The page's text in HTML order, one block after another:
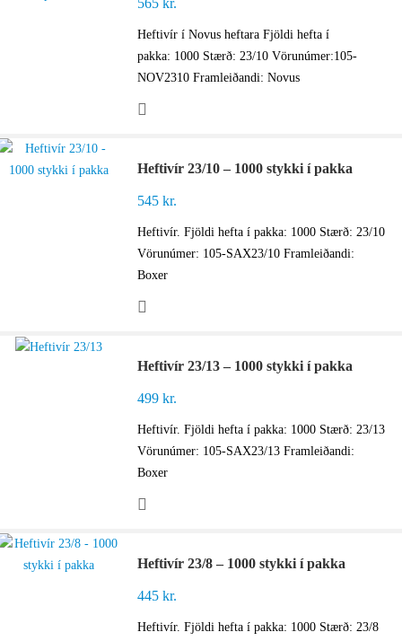
565kr.
Heftivír í Novus heftara Fjöldi hefta í
pakka: 1000 Stærð: 23/10 Vörunúmer:105-
NOV2310 Framleiðandi: Novus
Heftivír 23/10 – 1000 stykki í pakka
545kr.
Heftivír. Fjöldi hefta í pakka: 1000 Stærð: 23/10
Vörunúmer: 105-SAX23/10 Framleiðandi:
Boxer
Heftivír 23/13 – 1000 stykki í pakka
499kr.
Heftivír. Fjöldi hefta í pakka: 1000 Stærð: 23/13
Vörunúmer: 105-SAX23/13 Framleiðandi:
Boxer
Heftivír 23/8 – 1000 stykki í pakka
445kr.
Heftivír. Fjöldi hefta í pakka: 1000 Stærð: 23/8